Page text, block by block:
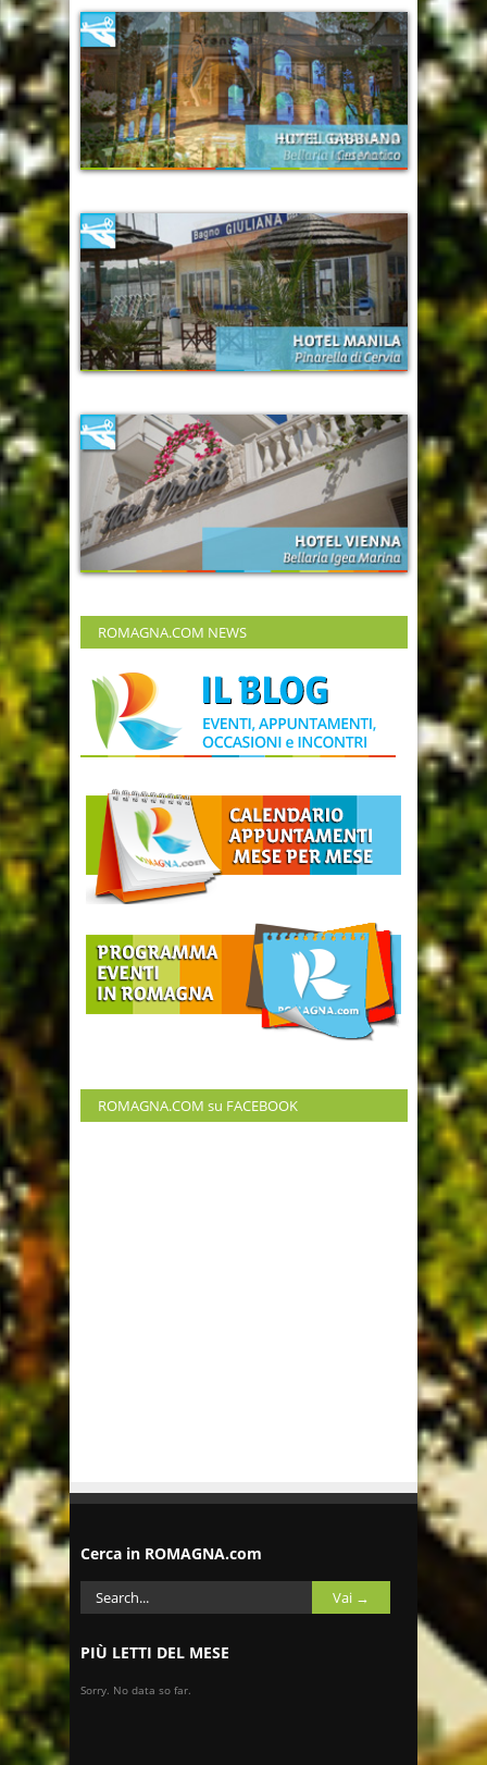
ROMAGNA.COM NEWS
ROMAGNA.COM su FACEBOOK
Cerca in ROMAGNA.com
PIÙ LETTI DEL MESE
Sorry. No data so far.